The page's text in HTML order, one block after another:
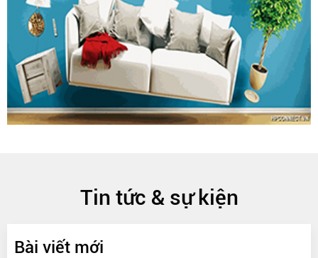
Tin tức & sự kiện
Bài viết mới